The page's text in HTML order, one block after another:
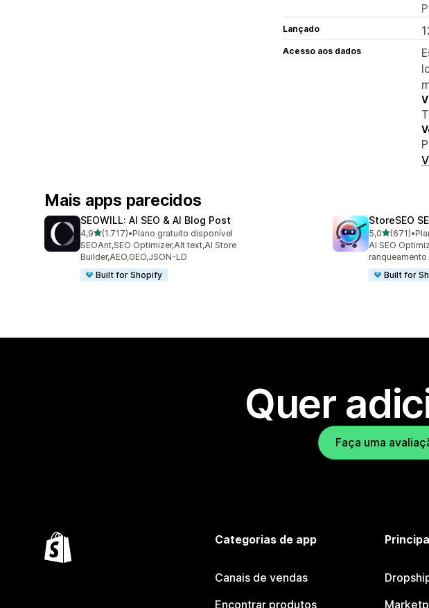
Lançado
Acesso aos dados
Mais apps parecidos
SEOWILL: AI SEO & AI Blog Post
4,9de 5 estrelas
(1.717)
1717 avaliações ao todo
•Plano gratuito disponível
SEOAnt,SEO Optimizer,Alt text,AI Store
Builder,AEO,GEO,JSON-LD
Built for Shopify
StoreSEO
5,0de 5(671)
671 •
AI SEO
ranqueamento
Built for
Quer
Faça uma
Categorias de app
Canais de vendas
Encontrar produtos